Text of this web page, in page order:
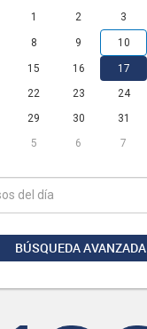
1 2 3
8 9 10
15 16 17
22 23 24
29 30 31
5 6 7
BÚSQUEDA AVANZADA